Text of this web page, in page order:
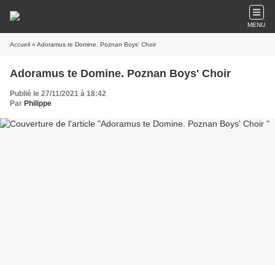
MENU
Accueil » Adoramus te Domine. Poznan Boys' Choir
Adoramus te Domine. Poznan Boys' Choir
Publié le 27/11/2021 à 18:42
Par Philippe